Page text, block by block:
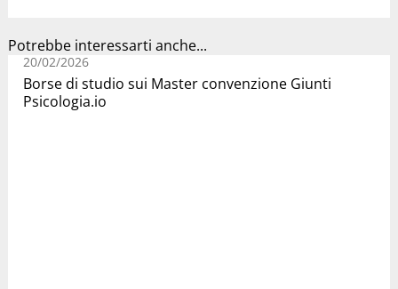
Potrebbe interessarti anche...
20/02/2026
Borse di studio sui Master convenzione Giunti
Psicologia.io